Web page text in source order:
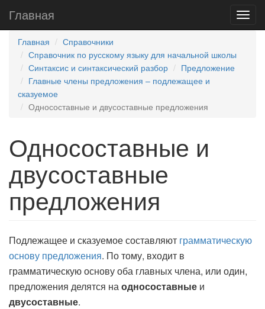
Главная
Главная
Справочники
Справочник по русскому языку для начальной школы
Синтаксис и синтаксический разбор
Предложение
Главные члены предложения – подлежащее и
сказуемое
Односоставные и двусоставные предложения
Односоставные и
двусоставные
предложения
Подлежащее и сказуемое составляют грамматическую
основу предложения. По тому, входит в
грамматическую основу оба главных члена, или один,
предложения делятся наодносоставные и
двусоставные.